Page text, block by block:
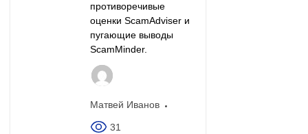
противоречивые
оценки ScamAdviser и
пугающие выводы
ScamMinder.
Матвей Иванов
31